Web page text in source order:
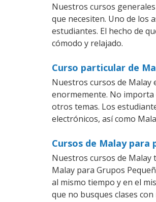
Nuestros cursos
que necesiten. Uno de los
estudiantes. El hecho de
cómodo y relajado.
Curso particular de
Nuestros cursos de Malay
enormemente. No importa
otros temas. Los
electrónicos, así como
Cursos de Malay
Nuestros cursos de Malay
Malay para Grupos
al mismo tiempo y en el
que no busques clases